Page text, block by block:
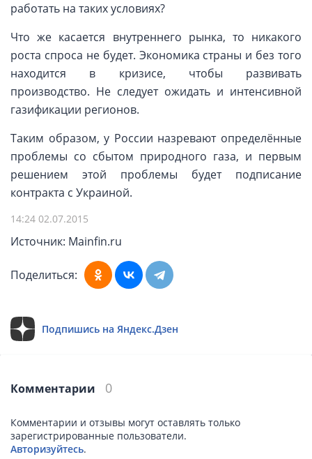
работать на таких условиях?
Что же касается внутреннего рынка, то никакого
роста спроса не будет. Экономика страны и без того
находится в кризисе, чтобы развивать
производство. Не следует ожидать и интенсивной
газификации регионов.
Таким образом, у России назревают определённые
проблемы со сбытом природного газа, и первым
решением этой проблемы будет подписание
контракта с Украиной.
14:24 02.07.2015
Источник: Mainfin.ru
Поделиться:
Подпишись на Яндекс.Дзен
Комментарии 0
Комментарии и отзывы могут оставлять только
зарегистрированные пользователи.
Авторизуйтесь.